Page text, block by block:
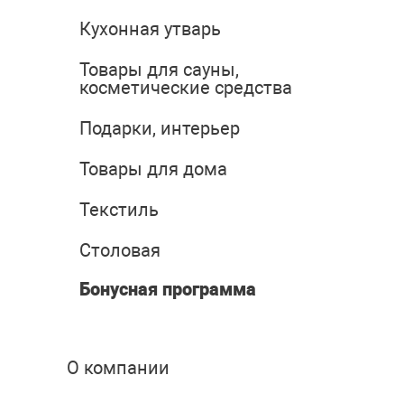
Кухонная утварь
Товары для сауны,
косметические средства
Подарки, интерьер
Товары для дома
Текстиль
Столовая
Бонусная программа
О компании